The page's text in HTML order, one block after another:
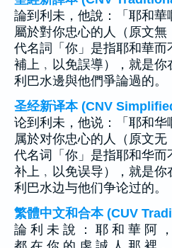
論到利未，他說：「耶和華
屬於對你忠心的人（原文
代名詞「你」是指耶和華而
補上﹐以免誤導），就是你
利巴水邊與他們爭論過的。
圣经新译本 (CNV
论到利未，他说：「耶和华
属於对你忠心的人（原文
代名词「你」是指耶和华而
补上﹐以免误导），就是你
利巴水边与他们争论过的。
繁體中文和合本 (CUV
論 利 未 說 ： 耶 和 華 阿